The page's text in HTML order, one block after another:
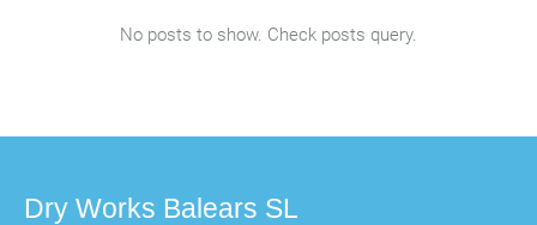
No posts to show. Check posts query.
Dry Works Balears SL